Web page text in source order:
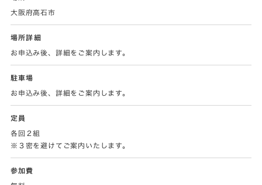
大阪府高石市
場所詳細
お申込み後、詳細をご案内します。
駐車場
お申込み後、詳細をご案内します。
定員
各回２組
※３密を避けてご案内いたします。
参加費